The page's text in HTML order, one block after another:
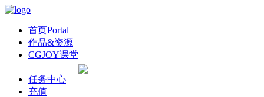
首页Portal
作品&资源
CGJOY课堂
任务中心
充值